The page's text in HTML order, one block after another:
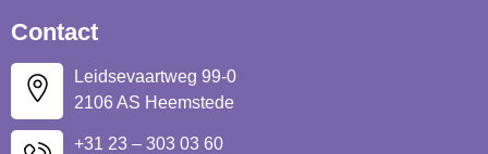
Contact
Leidsevaartweg 99-0
2106 AS Heemstede
+31 23 – 303 03 60